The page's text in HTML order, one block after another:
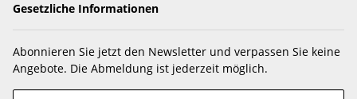
Gesetzliche Informationen
Abonnieren Sie jetzt den Newsletter und verpassen Sie keine
Angebote. Die Abmeldung ist jederzeit möglich.